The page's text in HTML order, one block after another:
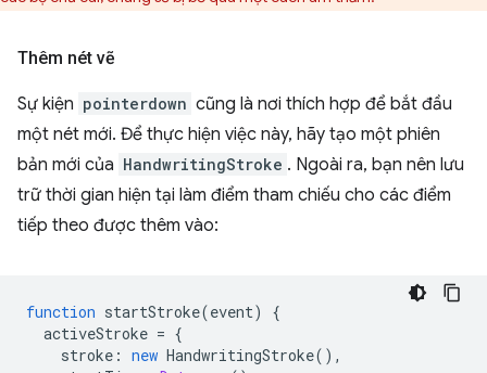
Thêm nét vẽ
Sự kiện pointerdown cũng là nơi thích hợp để bắt đầu
một nét mới. Để thực hiện việc này, hãy tạo một phiên
bản mới của HandwritingStroke . Ngoài ra, bạn nên lưu
trữ thời gian hiện tại làm điểm tham chiếu cho các điểm
tiếp theo được thêm vào:
function startStroke(event)
{
activeStroke = {
stroke : new HandwritingStroke(),